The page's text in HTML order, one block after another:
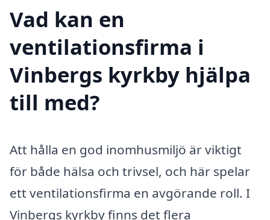
Vad kan en
ventilationsfirma i
Vinbergs kyrkby hjälpa
till med?
Att hålla en god inomhusmiljö är viktigt
för både hälsa och trivsel, och här spelar
ett ventilationsfirma en avgörande roll. I
Vinbergs kyrkby finns det flera